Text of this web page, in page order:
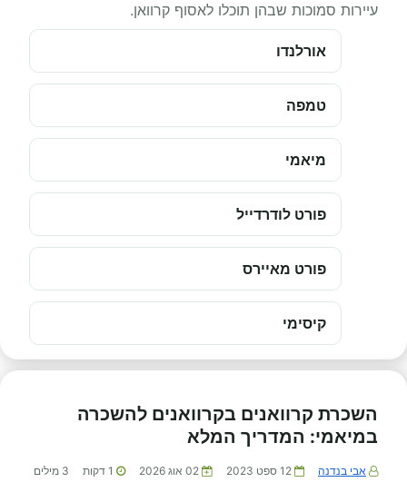
עיירות סמוכות שבהן תוכלו לאסוף קרוואן.
אורלנדו
טמפה
מיאמי
פורט לודרדייל
פורט מאיירס
קיסימי
השכרת קרוואנים בקרוואנים להשכרה
במיאמי: המדריך המלא
אבי בנדנה 12 ספט 2023 02 אוג 2026 1 דקות 3 מילים